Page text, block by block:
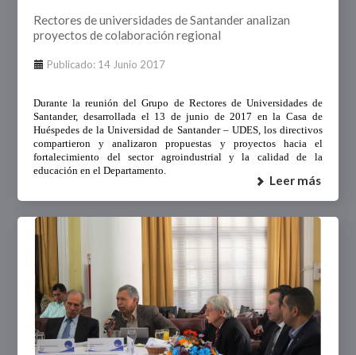
Rectores de universidades de Santander analizan
proyectos de colaboración regional
Publicado: 14 Junio 2017
Durante la reunión del Grupo de Rectores de Universidades de
Santander, desarrollada el 13 de junio de 2017 en la Casa de
Huéspedes de la Universidad de Santander – UDES, los directivos
compartieron y analizaron propuestas y proyectos hacia el
fortalecimiento del sector agroindustrial y la calidad de la
educación en el Departamento.
Leer más